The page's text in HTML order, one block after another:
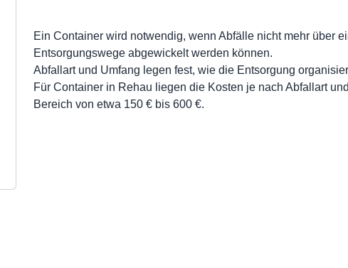
Ein Container wird notwendig, wenn Abfälle nicht mehr über
Entsorgungswege abgewickelt werden können.
Abfallart und Umfang legen fest, wie die Entsorgung
Für Container in Rehau liegen die Kosten je nach Abfallart
Bereich von etwa 150 € bis 600 €.